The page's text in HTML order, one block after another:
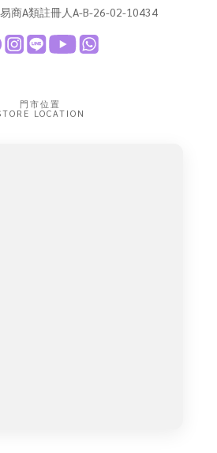
商A類註冊人A-B-26-02-10434
門市位置
LOCATION